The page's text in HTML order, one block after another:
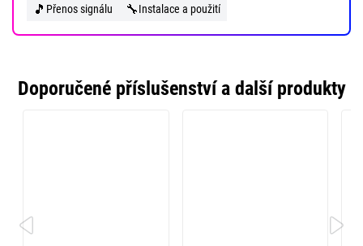
🎵 Přenos signálu 🔧Instalace a použití
Doporučené příslušenství a další produkty